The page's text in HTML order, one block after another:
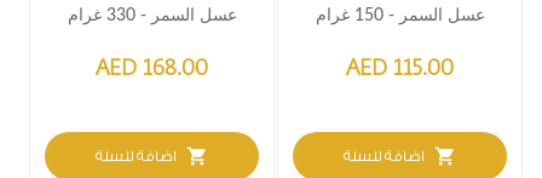
عسل السمر - 150 غرام
AED 115.00
shopping_cart اضافة للسلة
عسل السمر - 330 غرام
AED 168.00
shopping_cart اضافة للسلة